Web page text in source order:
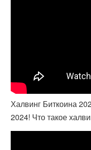
Халвинг Биткоина
2024! Что такое